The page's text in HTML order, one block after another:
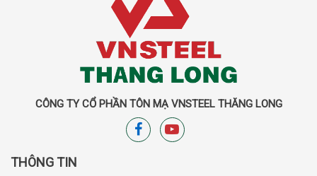
CÔNG TY CỔ PHẦN TÔN MẠ VNSTEEL THĂNG LONG
THÔNG TIN